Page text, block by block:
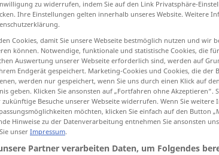
Spezi vertrauter Freund
zu widerrufen, indem Sie auf den Link Privatsphäre-
Ihre Einstellungen gelten innerhalb unseres Website. Weitere
Cookies, damit Sie unsere Webseite bestmöglich nutzen und wir
können. Notwendige, funktionale und statistische Cookies, die
Auswertung unserer Webseite erforderlich sind, werden auf
Endgerät gespeichert. Marketing-Cookies und Cookies, die der
werden nur gespeichert, wenn Sie uns durch einen Klick auf
geben. Klicken Sie ansonsten auf „Fortfahren ohne Akzeptieren“.
Besuche unserer Webseite widerrufen. Wenn Sie weitere
möchten, klicken Sie einfach auf den Button
Hinweise zu der Datenverarbeitung entnehmen Sie ansonsten
unser Impressum.
Partner verarbeiten Daten, um Folgendes